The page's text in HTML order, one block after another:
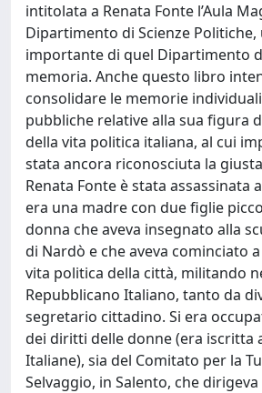
intitolata a Renata Fonte l’Aula
Dipartimento di Scienze Politiche,
importante di quel Dipartimento
memoria. Anche questo libro
consolidare le memorie
pubbliche relative alla sua figura
della vita politica italiana, al cui
stata ancora riconosciuta la
Renata Fonte è stata assassinata
era una madre con due figlie
donna che aveva insegnato alla
di Nardò e che aveva cominciato
vita politica della città, militando
Repubblicano Italiano, tanto da
segretario cittadino. Si era
dei diritti delle donne (era iscritta
Italiane), sia del Comitato per la
Selvaggio, in Salento, che